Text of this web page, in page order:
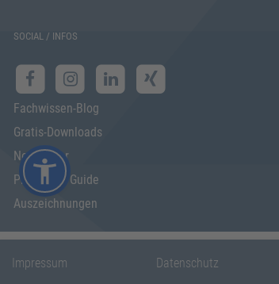
SOCIAL / INFOS
Fachwissen-Blog
Gratis-Downloads
Newsletter
Programm Guide
Auszeichnungen
Impressum Datenschutz